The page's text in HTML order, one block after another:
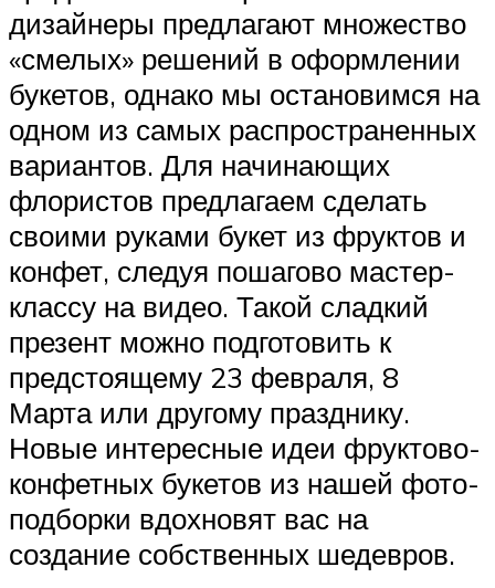
дизайнеры предлагают множество
«смелых» решений в оформлении
букетов, однако мы остановимся на
одном из самых распространенных
вариантов. Для начинающих
флористов предлагаем сделать
своими руками букет из фруктов и
конфет, следуя пошагово мастер-
классу на видео. Такой сладкий
презент можно подготовить к
предстоящему 23 февраля, 8
Марта или другому празднику.
Новые интересные идеи фруктово-
конфетных букетов из нашей фото-
подборки вдохновят вас на
создание собственных шедевров.